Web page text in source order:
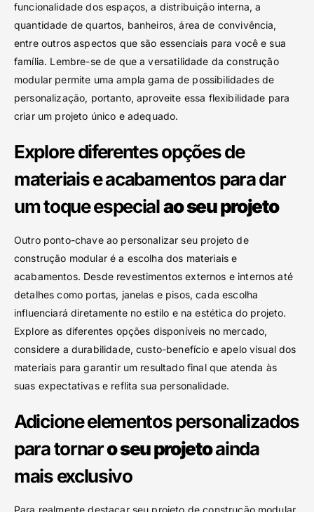
funcionalidade dos espaços, a distribuição interna, a
quantidade de quartos, banheiros, área de convivência,
entre outros aspectos que são essenciais para você e sua
família. Lembre-se de que a versatilidade da construção
modular permite uma ampla gama de possibilidades de
personalização, portanto, aproveite essa flexibilidade para
criar um projeto único e adequado.
Explore diferentes opções de
materiais e acabamentos para dar
um toque especialao seu projeto
Outro ponto-chave ao personalizar seu projeto de
construção modular é a escolha dos materiais e
acabamentos. Desde revestimentos externos e internos até
detalhes como portas, janelas e pisos, cada escolha
influenciará diretamente no estilo e na estética do projeto.
Explore as diferentes opções disponíveis no mercado,
considere a durabilidade, custo-benefício e apelo visual dos
materiais para garantir um resultado final que atenda às
suas expectativas e reflita sua personalidade.
Adicione elementos personalizados
para tornaro seu projetoainda
mais exclusivo
Para realmente destacar seu projeto de construção modular,